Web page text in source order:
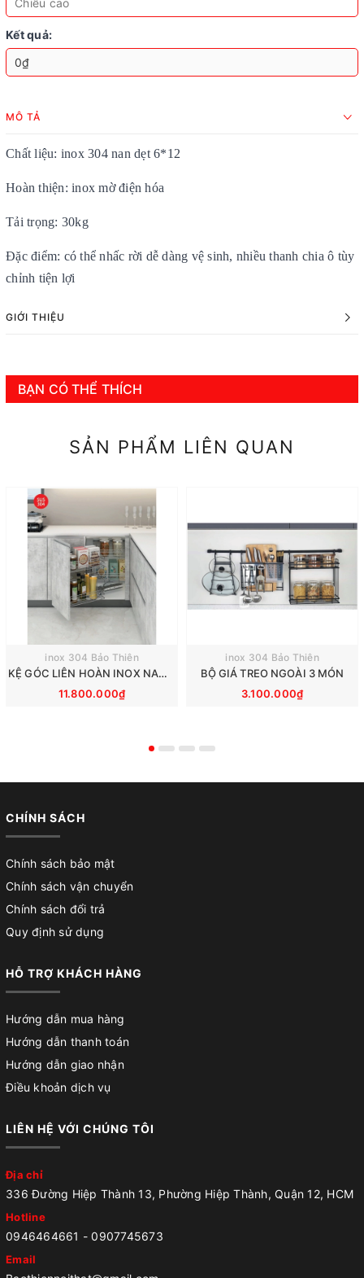
Kết quả:
MÔ TẢ
Chất liệu: inox 304 nan dẹt 6*12
Hoàn thiện: inox mờ điện hóa
Tải trọng: 30kg
Đặc điểm: có thể nhấc rời dễ dàng vệ sinh, nhiều thanh chia ô tùy
chỉnh tiện lợi
GIỚI THIỆU
BẠN CÓ THỂ THÍCH
SẢN PHẨM LIÊN QUAN
inox 304 Bảo Thiên
KỆ GÓC LIÊN HOÀN INOX NAN TRÒN
11.800.000₫
inox 304 Bảo Thiên
BỘ GIÁ TREO NGOÀI 3 MÓN
3.100.000₫
CHÍNH SÁCH
Chính sách bảo mật
Chính sách vận chuyển
Chính sách đổi trả
Quy định sử dụng
HỖ TRỢ KHÁCH HÀNG
Hướng dẫn mua hàng
Hướng dẫn thanh toán
Hướng dẫn giao nhận
Điều khoản dịch vụ
LIÊN HỆ VỚI CHÚNG TÔI
Địa chỉ
336 Đường Hiệp Thành 13, Phường Hiệp Thành, Quận 12, HCM
Hotline
0946464661 -0907745673
Email